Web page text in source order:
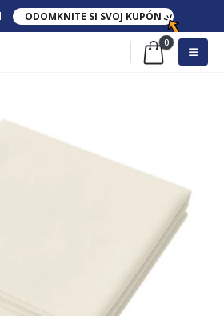
ODOMKNITE SI SVOJ KUPÓN
0